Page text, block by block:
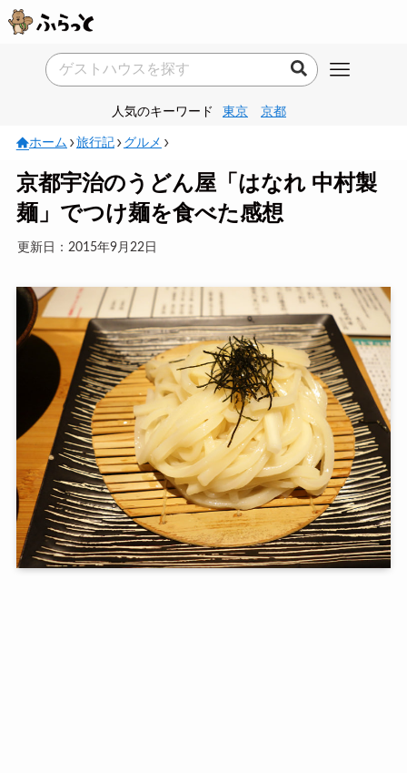
人気のキーワード 東京 京都
ホーム 旅行記 グルメ
京都宇治のうどん屋「はなれ 中村製
麺」でつけ麺を食べた感想
更新日：2015年9月22日